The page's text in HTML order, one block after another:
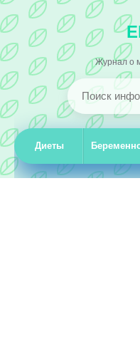
Журнал о
Диеты